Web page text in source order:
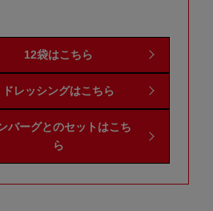
12袋はこちら
ドレッシングはこちら
バーグとのセットはこち
ら